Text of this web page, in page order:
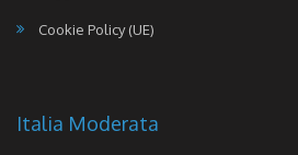
Cookie Policy (UE)
Italia Moderata